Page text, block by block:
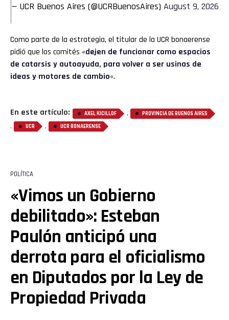
— UCR Buenos Aires (@UCRBuenosAires) August 9, 2026
Como parte de la estrategia, el titular de la UCR bonaerense
pidió que los comités «dejen de funcionar como espacios
de catarsis y autoayuda, para volver a ser usinas de
ideas y motores de cambio«.
En este artículo: AXEL KICILLOF , PROVINCIA DE BUENOS AIRES
, UCR , UCR BONAERENSE
POLÍTICA
«Vimos un Gobierno
debilitado»: Esteban
Paulón anticipó una
derrota para el oficialismo
en Diputados por la Ley de
Propiedad Privada